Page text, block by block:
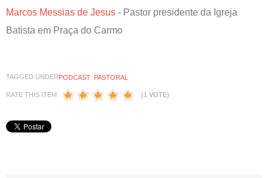
Marcos Messias de Jesus - Pastor presidente da Igreja
Batista em Praça do Carmo
TAGGED UNDERPODCAST PASTORAL
RATE THIS ITEM (1 VOTE)